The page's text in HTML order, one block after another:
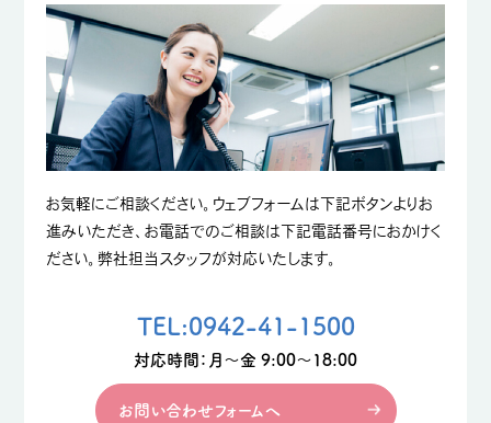
お気軽にご相談ください。ウェブフォームは下記ボタンよりお
進みいただき、お電話でのご相談は下記電話番号におかけく
ださい。弊社担当スタッフが対応いたします。
TEL:0942-41-1500
対応時間：月〜金 9:00〜18:00
お問い合わせフォームへ